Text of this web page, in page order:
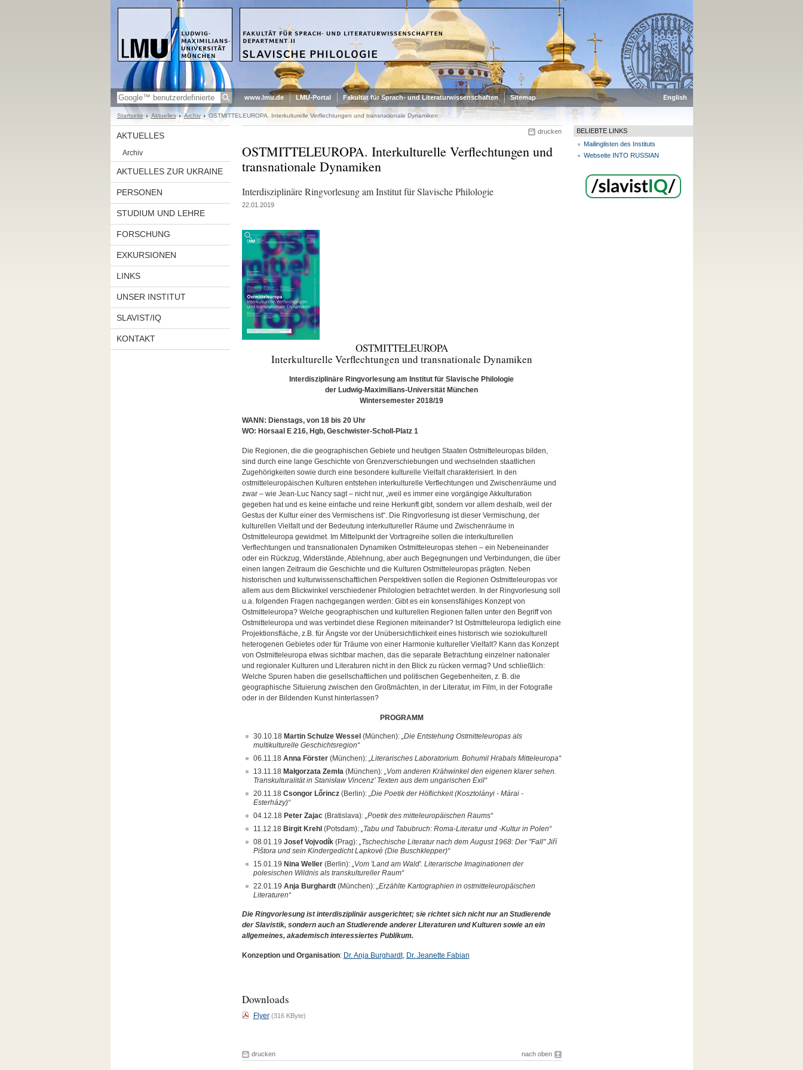
www.lmu.de LMU-Portal Fakultät für Sprach- und Literaturwissenschaften Sitemap English
Startseite Aktuelles Archiv OSTMITTELEUROPA. Interkulturelle Verflechtungen und transnationale Dynamiken
AKTUELLES
Archiv
AKTUELLES ZUR UKRAINE
PERSONEN
STUDIUM UND LEHRE
FORSCHUNG
EXKURSIONEN
LINKS
UNSER INSTITUT
SLAVIST/IQ
KONTAKT
drucken
OSTMITTELEUROPA. Interkulturelle Verflechtungen und
transnationale Dynamiken
Interdisziplinäre Ringvorlesung am Institut für Slavische Philologie
22.01.2019
OSTMITTELEUROPA
Interkulturelle Verflechtungen und transnationale Dynamiken
Interdisziplinäre Ringvorlesung am Institut für Slavische Philologie
der Ludwig-Maximilians-Universität München
Wintersemester 2018/19
WANN: Dienstags, von 18 bis 20 Uhr
WO: Hörsaal E 216, Hgb, Geschwister-Scholl-Platz 1
Die Regionen, die die geographischen Gebiete und heutigen Staaten Ostmitteleuropas bilden,
sind durch eine lange Geschichte von Grenzverschiebungen und wechselnden staatlichen
Zugehörigkeiten sowie durch eine besondere kulturelle Vielfalt charakterisiert. In den
ostmitteleuropäischen Kulturen entstehen interkulturelle Verflechtungen und Zwischenräume und
zwar – wie Jean-Luc Nancy sagt – nicht nur, „weil es immer eine vorgängige Akkulturation
gegeben hat und es keine einfache und reine Herkunft gibt, sondern vor allem deshalb, weil der
Gestus der Kultur einer des Vermischens ist“. Die Ringvorlesung ist dieser Vermischung, der
kulturellen Vielfalt und der Bedeutung interkultureller Räume und Zwischenräume in
Ostmitteleuropa gewidmet. Im Mittelpunkt der Vortragreihe sollen die interkulturellen
Verflechtungen und transnationalen Dynamiken Ostmitteleuropas stehen – ein Nebeneinander
oder ein Rückzug, Widerstände, Ablehnung, aber auch Begegnungen und Verbindungen, die über
einen langen Zeitraum die Geschichte und die Kulturen Ostmitteleuropas prägten. Neben
historischen und kulturwissenschaftlichen Perspektiven sollen die Regionen Ostmitteleuropas vor
allem aus dem Blickwinkel verschiedener Philologien betrachtet werden. In der Ringvorlesung soll
u.a. folgenden Fragen nachgegangen werden: Gibt es ein konsensfähiges Konzept von
Ostmitteleuropa? Welche geographischen und kulturellen Regionen fallen unter den Begriff von
Ostmitteleuropa und was verbindet diese Regionen miteinander? Ist Ostmitteleuropa lediglich eine
Projektionsfläche, z.B. für Ängste vor der Unübersichtlichkeit eines historisch wie soziokulturell
heterogenen Gebietes oder für Träume von einer Harmonie kultureller Vielfalt? Kann das Konzept
von Ostmitteleuropa etwas sichtbar machen, das die separate Betrachtung einzelner nationaler
und regionaler Kulturen und Literaturen nicht in den Blick zu rücken vermag? Und schließlich:
Welche Spuren haben die gesellschaftlichen und politischen Gegebenheiten, z. B. die
geographische Situierung zwischen den Großmächten, in der Literatur, im Film, in der Fotografie
oder in der Bildenden Kunst hinterlassen?
PROGRAMM
30.10.18 Martin Schulze Wessel (München): „Die Entstehung Ostmitteleuropas als
multikulturelle Geschichtsregion“
06.11.18 Anna Förster(München): „Literarisches Laboratorium. Bohumil Hrabals Mitteleuropa“
13.11.18 Małgorzata Zemła(München): „Vom anderen Krähwinkel den eigenen klarer sehen.
Transkulturalität in Stanisław Vincenz’ Texten aus dem ungarischen Exil“
20.11.18Csongor Lőrincz(Berlin):„Die Poetik der Höflichkeit (Kosztolányi - Márai -
Esterházy)“
04.12.18 Peter Zajac(Bratislava): „Poetik des mitteleuropäischen Raums“
11.12.18Birgit Krehl (Potsdam):„Tabu und Tabubruch: Roma-Literatur und -Kultur in Polen“
08.01.19 Josef Vojvodík(Prag): „Tschechische Literatur nach dem August 1968: Der "Fall" Jiří
Pištora und sein Kindergedicht Lapkové (Die Buschklepper)“
15.01.19 Nina Weller(Berlin):„Vom 'Land am Wald'. Literarische Imaginationen der
polesischen Wildnis als transkultureller Raum“
22.01.19 Anja Burghardt(München): „Erzählte Kartographien in ostmitteleuropäischen
Literaturen“
Die Ringvorlesung ist interdisziplinär ausgerichtet; sie richtet sich nicht nur an Studierende
der Slavistik, sondern auch an Studierende anderer Literaturen und Kulturen sowie an ein
allgemeines, akademisch interessiertes Publikum.
Konzeption und Organisation: Dr. Anja Burghardt, Dr. Jeanette Fabian
Downloads
Flyer (316 KByte)
drucken nach oben
BELIEBTE LINKS
Mailinglisten des Instituts
Webseite INTO RUSSIAN